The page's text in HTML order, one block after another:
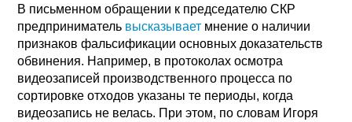
В письменном обращении к председателю СКР
предприниматель высказывает мнение о наличии
признаков фальсификации основных доказательств
обвинения. Например, в протоколах осмотра
видеозаписей производственного процесса по
сортировке отходов указаны те периоды, когда
видеозапись не велась. При этом, по словам Игоря